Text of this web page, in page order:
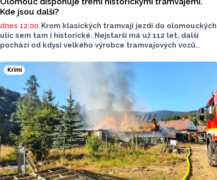
Kde jsou další?
dnes 12:00 Krom klasických tramvají jezdí do olomouckých
ulic sem tam i historické. Nejstarší má už 112 let, další
pochází od kdysi velkého výrobce tramvajových vozů.
městě, jsou na jiných místech, třeba v brněnském
depozitáři.
Krimi